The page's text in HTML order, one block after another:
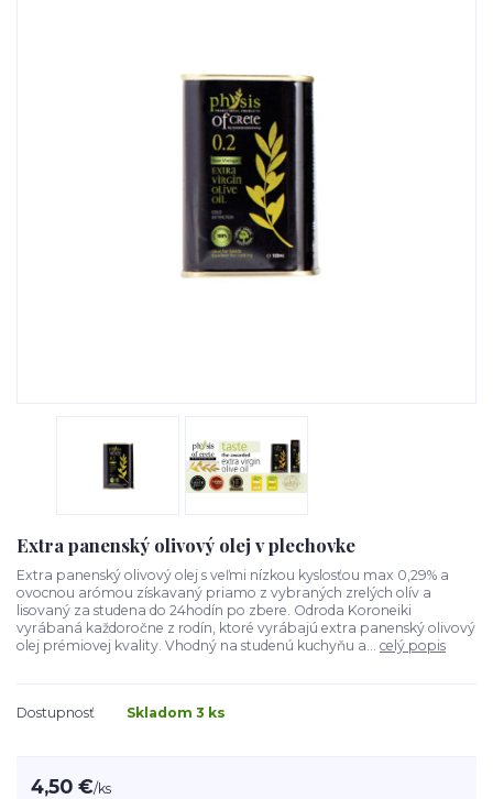
Extra panenský olivový olej v plechovke
Extra panenský olivový olej s veľmi nízkou kyslosťou max 0,29% a
ovocnou arómou získavaný priamo z vybraných zrelých olív a
lisovaný za studena do 24hodín po zbere. Odroda Koroneiki
vyrábaná každoročne z rodín, ktoré vyrábajú extra panenský olivový
olej prémiovej kvality. Vhodný na studenú kuchyňu a... celý popis
Dostupnosť Skladom 3 ks
4,50 €/ks